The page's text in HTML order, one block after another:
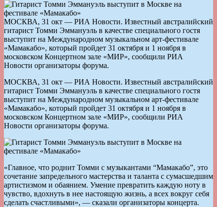
МОСКВА, 31 окт — РИА Новости. Известный австралийский
гитарист Томми Эммануэль в качестве специального гостя
выступит на Международном музыкальном арт-фестивале
«Мамакабо», который пройдет 31 октября и 1 ноября в
московском Концертном зале «МИР», сообщили РИА
Новости организаторы форума.
МОСКВА, 31 окт — РИА Новости. Известный австралийский
гитарист Томми Эммануэль в качестве специального гостя
выступит на Международном музыкальном арт-фестивале
«Мамакабо», который пройдет 31 октября и 1 ноября в
московском Концертном зале «МИР», сообщили РИА
Новости организаторы форума.
«Главное, что роднит Томми с музыкантами “Мамакабо”, это
сочетание запредельного мастерства и таланта с сумасшедшим
артистизмом и обаянием. Умение превратить каждую ноту в
чувство, вдохнуть в нее настоящую жизнь, а всех вокруг себя
сделать счастливыми», — сказали организаторы концерта.